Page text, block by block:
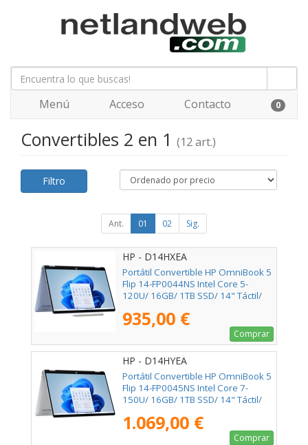
Menú Acceso Contacto 0
Convertibles 2 en 1 (12 art.)
Filtro
Ant. 01 02 Sig.
HP - D14HXEA
Portátil Convertible HP OmniBook 5
Flip 14-FP0044NS Intel Core 5-
120U/ 16GB/ 1TB SSD/ 14" Táctil/
935,00 €
Comprar
HP - D14HYEA
Portátil Convertible HP OmniBook 5
Flip 14-FP0045NS Intel Core 7-
150U/ 16GB/ 1TB SSD/ 14" Táctil/
1.069,00 €
Comprar